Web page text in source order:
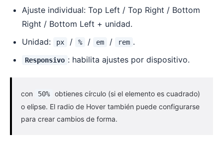
Ajuste individual: Top Left / Top Right / Bottom
Right / Bottom Left + unidad.
Unidad:
px / % / em / rem .
Responsivo : habilita ajustes por dispositivo.
con 50%
obtienes círculo (si el elemento es cuadrado)
o elipse. El radio de Hover también puede configurarse
para crear cambios de forma.